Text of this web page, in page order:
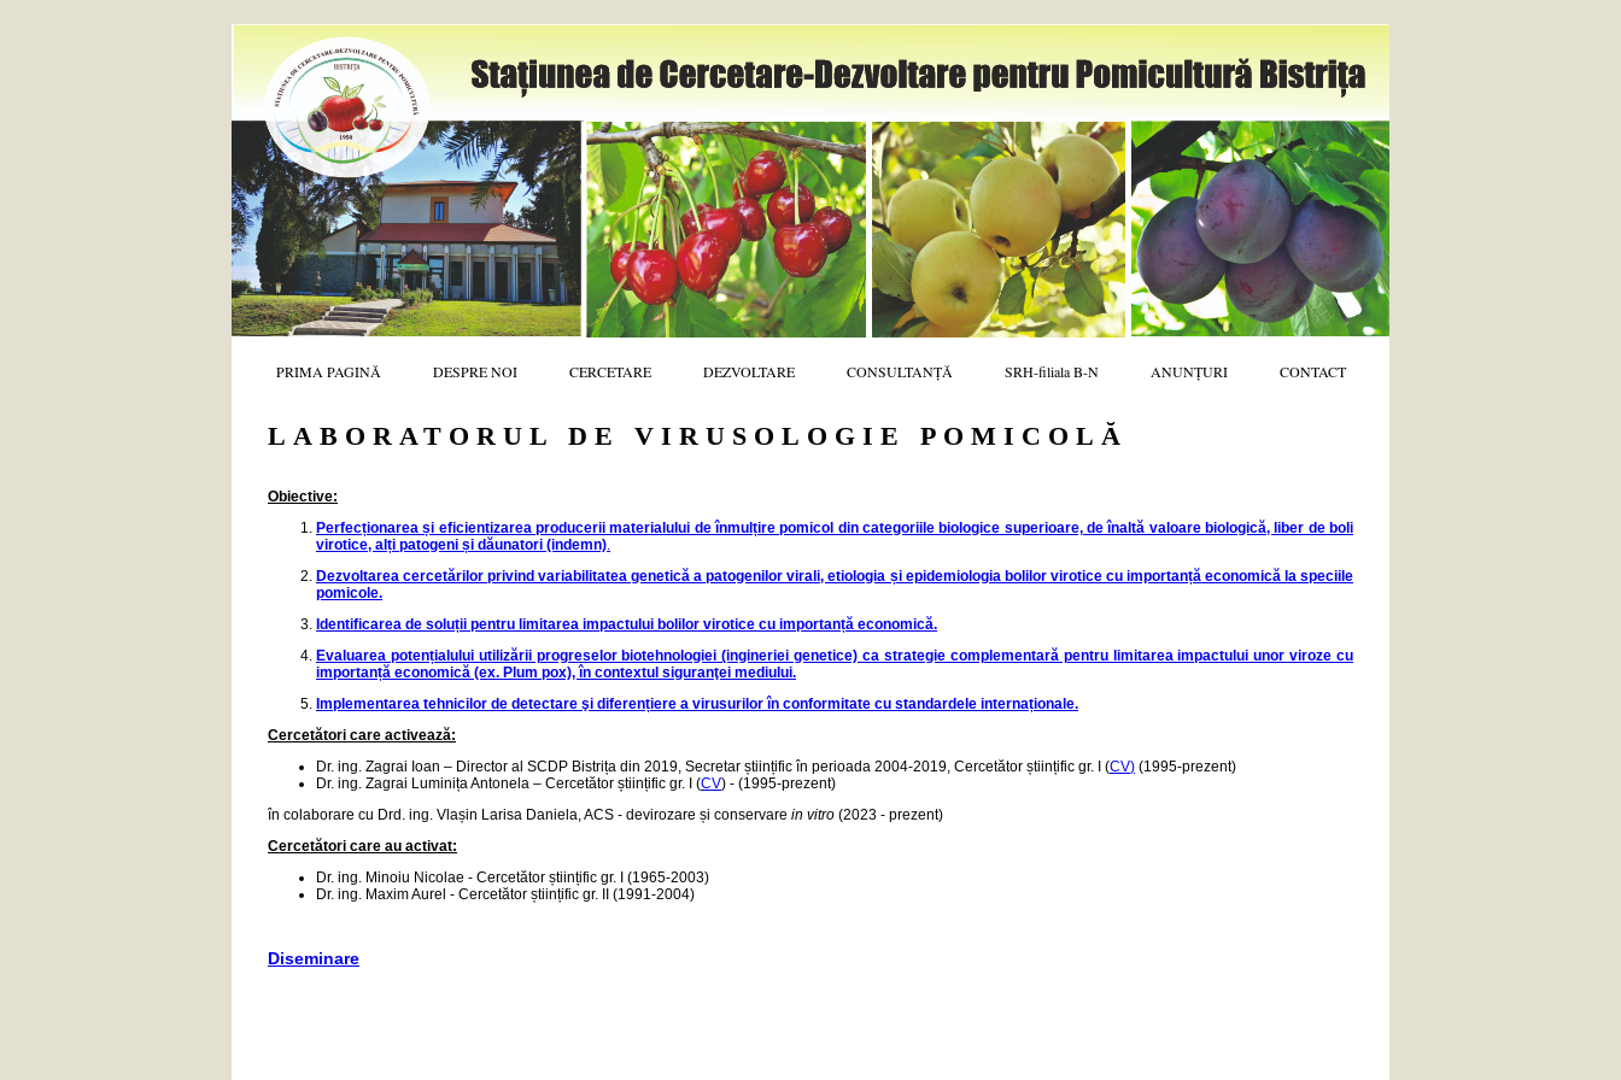
PRIMA PAGINĂ DESPRE NOI CERCETARE DEZVOLTARE CONSULTANȚĂ SRH-filiala B-N ANUNȚURI CONTACT
LABORATORUL DE VIRUSOLOGIE POMICOLĂ
Obiective:
Perfecționarea și eficientizarea producerii materialului de înmulțire pomicol din categoriile biologice superioare, de înaltă valoare biologică, liber de boli
virotice, alți patogeni și dăunatori (indemn).
Dezvoltarea cercetărilor privind variabilitatea genetică a patogenilor virali, etiologia și epidemiologia bolilor virotice cu importanță economică la speciile
pomicole.
Identificarea de soluții pentru limitarea impactului bolilor virotice cu importanță economică.
Evaluarea potențialului utilizării progreselor biotehnologiei (ingineriei genetice) ca strategie complementară pentru limitarea impactului unor viroze cu
importanță economică (ex. Plum pox), în contextul siguranţei mediului.
Implementarea tehnicilor de detectare şi diferențiere a virusurilor în conformitate cu standardele internaționale.
Cercetători care activează:
Dr. ing. Zagrai Ioan – Director al SCDP Bistrița din 2019, Secretar științific în perioada 2004-2019, Cercetător științific gr. I (CV) (1995-prezent)
Dr. ing. Zagrai Luminița Antonela – Cercetător științific gr. I (CV) - (1995-prezent)
în colaborare cu Drd. ing. Vlașin Larisa Daniela, ACS - devirozare și conservare in vitro (2023 - prezent)
Cercetători care au activat:
Dr. ing. Minoiu Nicolae - Cercetător științific gr. I (1965-2003)
Dr. ing. Maxim Aurel - Cercetător științific gr. II (1991-2004)
Diseminare